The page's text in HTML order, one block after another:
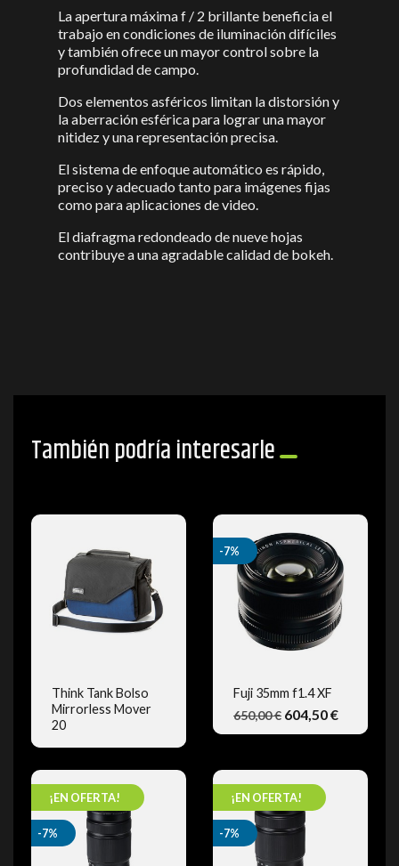
La apertura máxima f / 2 brillante beneficia el
trabajo en condiciones de iluminación difíciles
y también ofrece un mayor control sobre la
profundidad de campo.
Dos elementos asféricos limitan la distorsión y
la aberración esférica para lograr una mayor
nitidez y una representación precisa.
El sistema de enfoque automático es rápido,
preciso y adecuado tanto para imágenes fijas
como para aplicaciones de video.
El diafragma redondeado de nueve hojas
contribuye a una agradable calidad de bokeh.
También podría interesarle
Think Tank Bolso
Mirrorless Mover
20
VISTA RÁPIDA
Fuji 35mm f1.4 XF
650,00 € 604,50 €
-7%
¡EN OFERTA!
-7%
¡EN OFERTA!
-7%